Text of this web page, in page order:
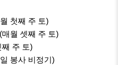
첫째 주 토)
월 셋째 주 토)
주 토)
봉사 비정기)